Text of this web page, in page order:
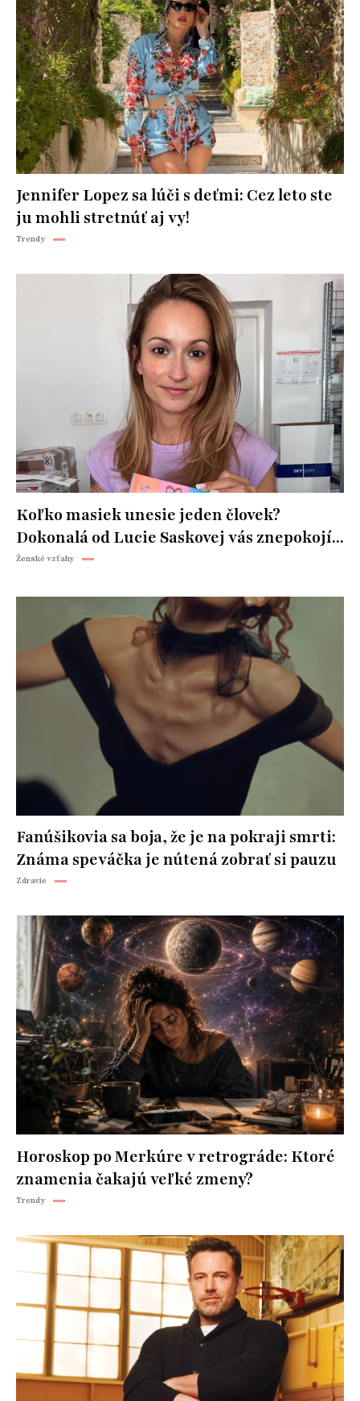
Jennifer Lopez sa lúči s deťmi: Cez leto ste
ju mohli stretnúť aj vy!
Trendy
Koľko masiek unesie jeden človek?
Dokonalá od Lucie Saskovej vás znepokojí...
Ženské vzťahy
Fanúšikovia sa boja, že je na pokraji smrti:
Známa speváčka je nútená zobrať si pauzu
Zdravie
Horoskop po Merkúre v retrográde: Ktoré
znamenia čakajú veľké zmeny?
Trendy